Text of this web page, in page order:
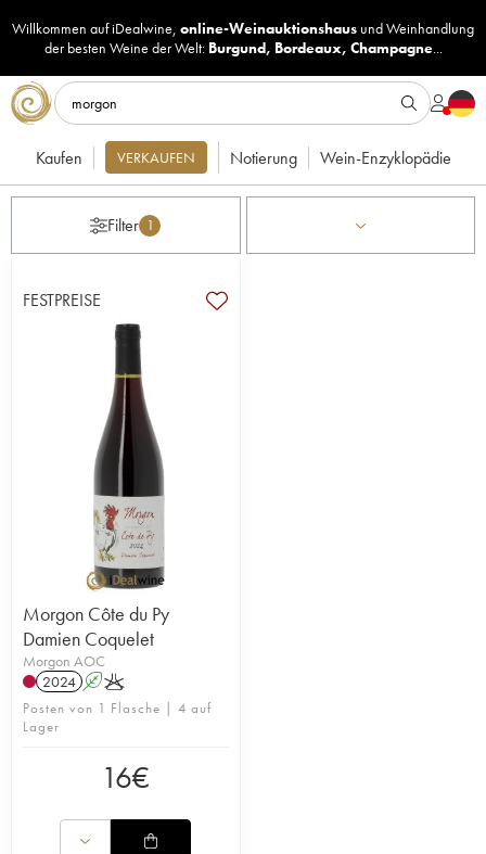
Willkommen auf iDealwine, online-Weinauktionshaus undWeinhandlung
der besten Weine der Welt: Burgund, Bordeaux, Champagne...
Kaufen VERKAUFEN Notierung Wein-Enzyklopädie
Filter 1
FESTPREISE
Morgon Côte du Py
Damien Coquelet
Morgon AOC
2024 AK
Posten von 1 Flasche | 4 auf
Lager
16€